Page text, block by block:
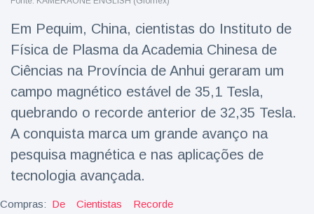
Viagens & Aventura
Notícias mais recentes
A 'fuga' de
algemas do
plateia rir
Conservacionistas
celebram o
nascimento do
16 July 195 Vistas
Em Pequim, China, cientistas do Instituto de
Física de Plasma da Academia Chinesa de
Ciências na Província de Anhui geraram um
campo magnético estável de 35,1 Tesla,
quebrando o recorde anterior de 32,35 Tesla.
A conquista marca um grande avanço na
pesquisa magnética e nas aplicações de
tecnologia avançada.
Compras: De Cientistas Recorde